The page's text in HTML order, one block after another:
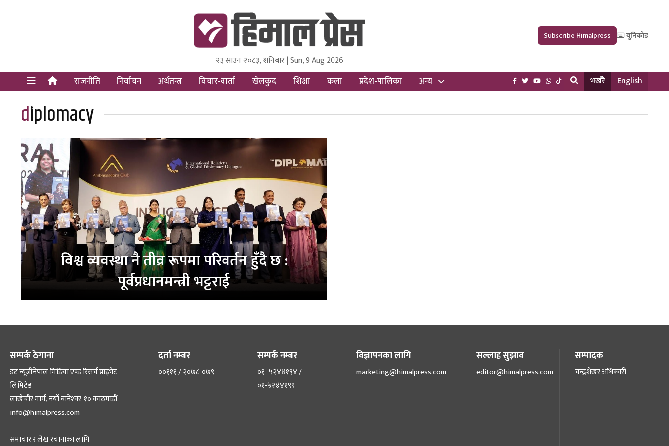
Himal Press
Dot NewsyNepal Media and Research Pvt Ltd.
२३ साउन २०८३, शनिबार | Sun, 9 Aug 2026
Subscribe Himalpress युनिकोड
राजनीति निर्वाचन अर्थतन्त्र विचार-वार्ता खेलकुद शिक्षा कला प्रदेश-पालिका अन्य भर्खरै English
diplomacy
विश्व व्यवस्था नै तीव्र रूपमा परिवर्तन हुँदै छ :
पूर्वप्रधानमन्त्री भट्टराई
सम्पर्क ठेगाना
डट न्यूजीनेपाल मिडिया एण्ड रिसर्च प्राइभेट
लिमिटेड
लाखेचौर मार्ग, नयाँ बानेश्‍वर-१० काठमाडौँ
info@himalpress.com
समाचार र लेख रचानाका लागि
दर्ता नम्बर
००१११ / २०७८-०७९
सम्पर्क नम्बर
०१- ५२४४१९४ /
०१-५२४४१९९
विज्ञापनका लागि
marketing@himalpress.com
सल्लाह सुझाव
editor@himalpress.com
सम्पादक
चन्द्रशेखर अधिकारी